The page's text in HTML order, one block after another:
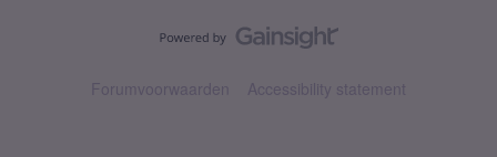
Forumvoorwaarden Accessibility statement